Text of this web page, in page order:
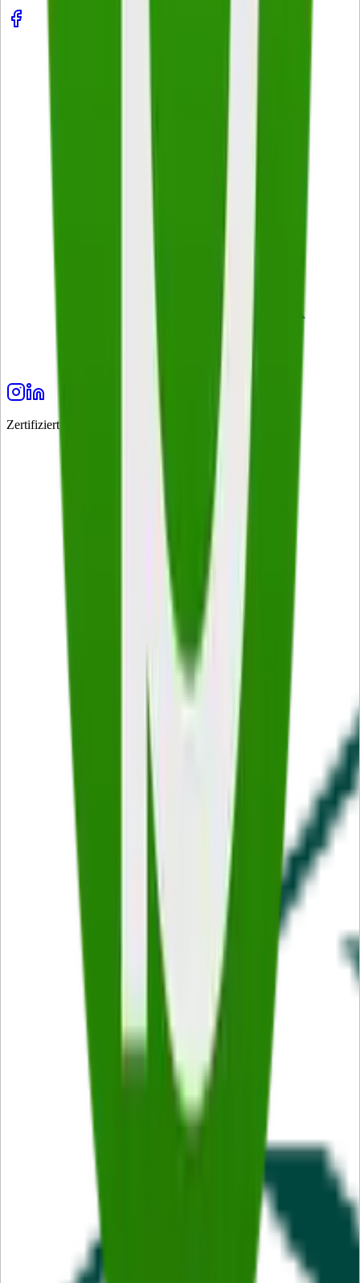
Zertifiziert